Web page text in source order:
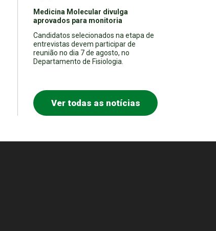
Medicina Molecular divulga
aprovados para monitoria
Candidatos selecionados na etapa de
entrevistas devem participar de
reunião no dia 7 de agosto, no
Departamento de Fisiologia.
Ver todas as notícias